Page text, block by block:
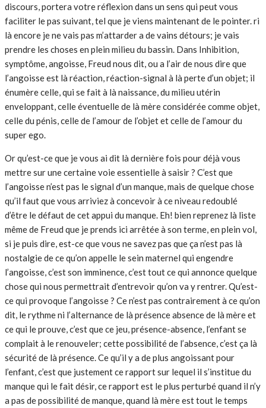
discours, portera votre réflexion dans un sens qui peut vous
faciliter le pas suivant, tel que je viens maintenant de le pointer. ri
là encore je ne vais pas m’attarder a de vains détours; je vais
prendre les choses en plein milieu du bassin. Dans Inhibition,
symptôme, angoisse, Freud nous dit, ou a l’air de nous dire que
l’angoisse est là réaction, réaction-signal à là perte d’un objet; il
énumère celle, qui se fait à là naissance, du milieu utérin
enveloppant, celle éventuelle de là mère considérée comme objet,
celle du pénis, celle de l’amour de l’objet et celle de l’amour du
super ego.
Or qu’est-ce que je vous ai dit là dernière fois pour déjà vous
mettre sur une certaine voie essentielle à saisir ? C’est que
l’angoisse n’est pas le signal d’un manque, mais de quelque chose
qu’il faut que vous arriviez à concevoir à ce niveau redoublé
d’être le défaut de cet appui du manque. Eh! bien reprenez là liste
même de Freud que je prends ici arrêtée à son terme, en plein vol,
si je puis dire, est-ce que vous ne savez pas que ça n’est pas là
nostalgie de ce qu’on appelle le sein maternel qui engendre
l’angoisse, c’est son imminence, c’est tout ce qui annonce quelque
chose qui nous permettrait d’entrevoir qu’on va y rentrer. Qu’est-
ce qui provoque l’angoisse ? Ce n’est pas contrairement à ce qu’on
dit, le rythme ni l’alternance de là présence absence de là mère et
ce qui le prouve, c’est que ce jeu, présence-absence, l’enfant se
complait à le renouveler; cette possibilité de l’absence, c’est ça là
sécurité de là présence. Ce qu’il y a de plus angoissant pour
l’enfant, c’est que justement ce rapport sur lequel il s’institue du
manque qui le fait désir, ce rapport est le plus perturbé quand il n’y
a pas de possibilité de manque, quand là mère est tout le temps